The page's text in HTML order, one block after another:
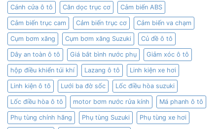
Cánh cửa ô tô Căn dọc trục cơ Cảm biến ABS
Cảm biến trục cam Cảm biến trục cơ Cảm biến va chạm
Cụm bơm xăng Cụm bơm xăng Suzuki Củ đề ô tô
Dây an toàn ô tô Giá bắt bình nước phụ Giảm xóc ô tô
hộp điều khiển túi khí Lazang ô tô Linh kiện xe hơi
Linh kiện ô tô Lưới ba đờ sốc Lốc điều hòa suzuki
Lốc điều hòa ô tô motor bơm nước rửa kính Má phanh ô tô
Phụ tùng chính hãng Phụ tùng Suzuki Phụ tùng xe hơi